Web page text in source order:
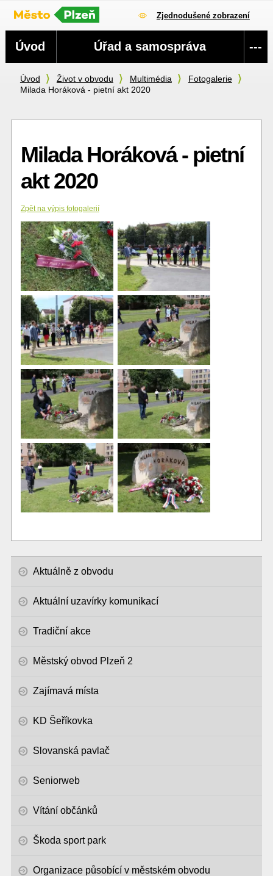
Zjednodušené zobrazení
Úvod Život v obvodu Multimédia
Fotogalerie
Milada Horáková - pietní akt 2020
Milada Horáková - pietní
akt 2020
Zpět na výpis fotogalerií
Aktuálně z obvodu
Aktuální uzavírky komunikací
Tradiční akce
Městský obvod Plzeň 2
Zajímavá místa
KD Šeříkovka
Slovanská pavlač
Seniorweb
Vítání občánků
Škoda sport park
Organizace působící v městském obvodu
Navigace
Úvod Úřad a samospráva ---